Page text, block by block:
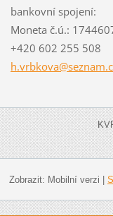
bankovní spojení:
Moneta č.ú.:
+420 602 255 508
h.vrbkova@seznam
Zobrazit: Mobilní verzi